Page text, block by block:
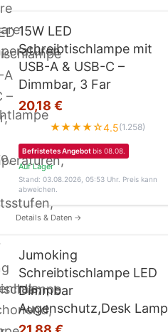
15W LED
Schreibtischlampe mit
USB-A & USB-C –
Dimmbar, 3 Far
20,18 €
★★★★☆4.5(1.258)
Befristetes Angebotbis 08.08.
Auf Lager
Stand: 03.08.2026, 05:53 Uhr. Preis kann
abweichen.
Details & Daten →
Jumoking
Schreibtischlampe LED
Dimmbar
Augenschutz,Desk Lamp